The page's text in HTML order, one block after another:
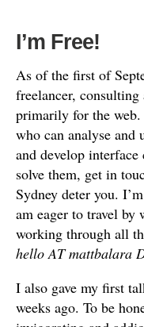
I’m Free!
As of the first of
freelancer,
primarily for the web.
who can analyse and
and develop
solve them, get in
Sydney deter you.
am eager to travel by
working through all
hello AT mattbalara
I also gave my first
weeks ago. To be